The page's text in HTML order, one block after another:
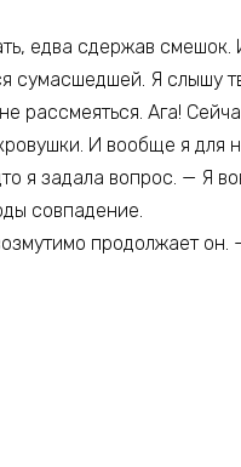
едва сдержав смешок.
сумасшедшей. Я слышу
рассмеяться. Ага!
И вообще я для
я задала вопрос. — Я
совпадение.
продолжает